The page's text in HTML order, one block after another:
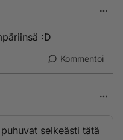
:D
Kommentoi
selkeästi tätä